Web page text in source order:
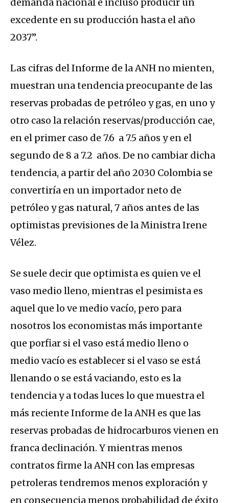
excedente en su producción hasta el año
2037”.
Las cifras del Informe de la ANH no mienten,
muestran una tendencia preocupante de las
reservas probadas de petróleo y gas, en uno y
otro caso la relación reservas/producción cae,
en el primer caso de 7.6 a 7.5 años y en el
segundo de 8 a 7.2 años. De no cambiar dicha
tendencia, a partir del año 2030 Colombia se
convertiría en un importador neto de
petróleo y gas natural, 7 años antes de las
optimistas previsiones de la Ministra Irene
Vélez.
Se suele decir que optimista es quien ve el
vaso medio lleno, mientras el pesimista es
aquel que lo ve medio vacío, pero para
nosotros los economistas más importante
que porfiar si el vaso está medio lleno o
medio vacío es establecer si el vaso se está
llenando o se está vaciando, esto es la
tendencia y a todas luces lo que muestra el
más reciente Informe de la ANH es que las
reservas probadas de hidrocarburos vienen en
franca declinación. Y mientras menos
contratos firme la ANH con las empresas
petroleras tendremos menos exploración y
en consecuencia menos probabilidad de éxito